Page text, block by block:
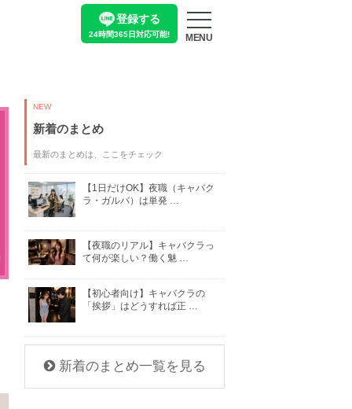
登録する
24時間365日対応可能! MENU
NEW
新着のまとめ
最新のまとめは、ここをチェック
【1日だけOK】夜職（キャバク
ラ・ガルバ）は単発 …
【夜職のリアル】キャバクラっ
て何が楽しい？働く魅 …
【初心者向け】キャバクラの
「挨拶」はどうすれば正 …
新着のまとめ一覧を見る